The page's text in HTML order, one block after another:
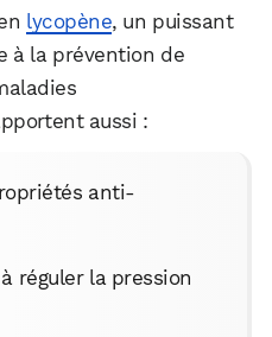
lycopène, un puissant
à la prévention de
aussi :
anti-
réguler la pression